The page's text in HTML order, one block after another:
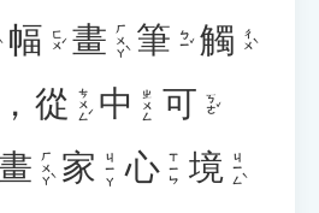
幅 ㄈㄨˊ 畫 ㄏㄨㄚˋ 筆 ㄅㄧˇ 觸 ㄔㄨˋ
， 從 ㄘㄨㄥˊ 中 ㄓㄨㄥ 可 ㄎㄜˇ
ㄏㄨㄚˋ 家 ㄐㄧㄚ 心 ㄒㄧㄣ 境 ㄐㄧㄥˋ